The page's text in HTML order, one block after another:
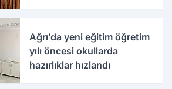
Ağrı’da yeni eğitim öğretim
yılı öncesi okullarda
hazırlıklar hızlandı